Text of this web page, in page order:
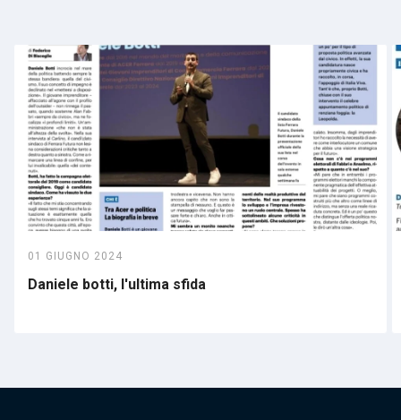
01 GIUGNO 2024
Daniele botti, l'ultima sfida